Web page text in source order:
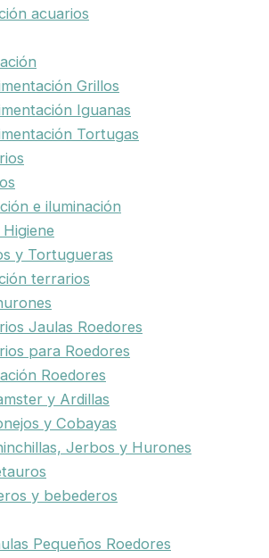
acuarios
Grillos
Iguanas
Tortugas
e iluminación
y Tortugueras
terrarios
Jaulas Roedores
para Roedores
Roedores
y Ardillas
y Cobayas
Jerbos y Hurones
y bebederos
Pequeños Roedores